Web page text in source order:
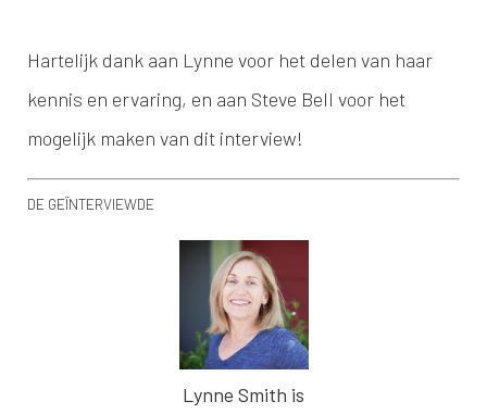
Hartelijk dank aan Lynne voor het delen van haar
kennis en ervaring, en aan Steve Bell voor het
mogelijk maken van dit interview!
DE GEÏNTERVIEWDE
Lynne Smith is